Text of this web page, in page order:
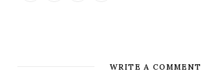
WRITE A COMMENT